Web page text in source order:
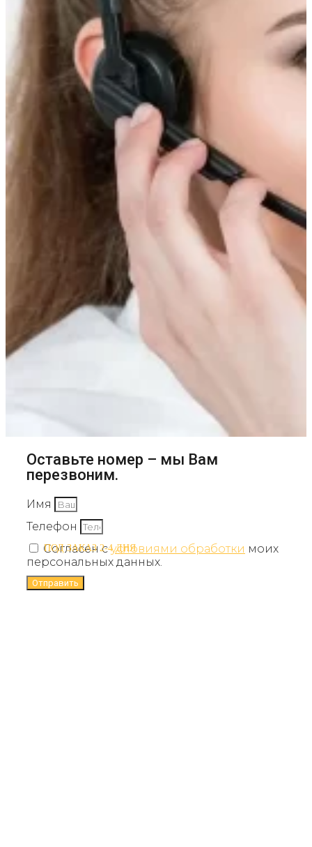
ПОД ЗАКАЗ 2-4 ДНЯ
Оставьте номер – мы Вам
перезвоним.
Имя
Телефон
Согласен сусловиями обработки моих
персональных данных.
Отправить